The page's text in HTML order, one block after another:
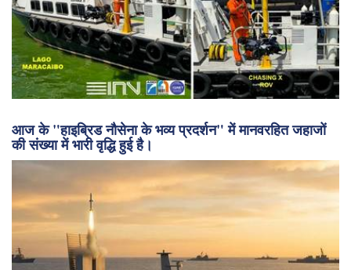
आज के "हाइब्रिड नौसेना के भव्य प्रदर्शन" में मानवरहित जहाजों
की संख्या में भारी वृद्धि हुई है।